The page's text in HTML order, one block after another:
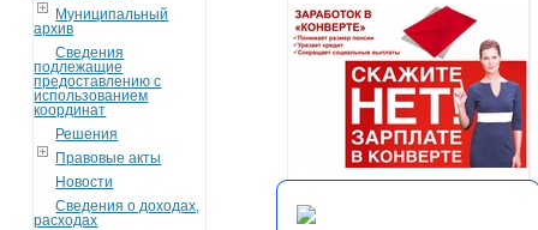
Муниципальный
архив
Сведения
подлежащие
предоставлению с
использованием
координат
Решения
Правовые акты
Новости
Сведения о доходах,
расходах